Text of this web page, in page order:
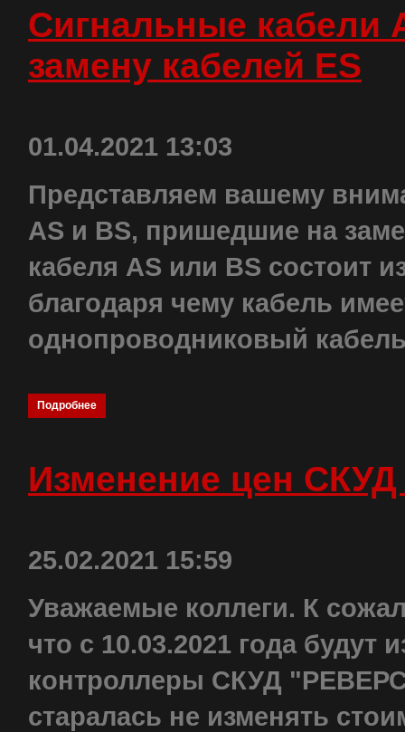
Сигнальные кабели
замену кабелей ES
01.04.2021 13:03
Представляем вашему
AS и BS, пришедшие на
кабеля AS или BS состоит
благодаря чему кабель
однопроводниковый
Подробнее
Изменение цен
25.02.2021 15:59
Уважаемые коллеги. К
что с 10.03.2021 года
контроллеры СКУД
старалась не изменять